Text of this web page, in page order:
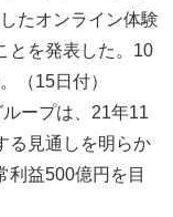
たオンライン体験
とを発表した。10
（15日付）
ープは、21年11
る見通しを明らか
利益500億円を目